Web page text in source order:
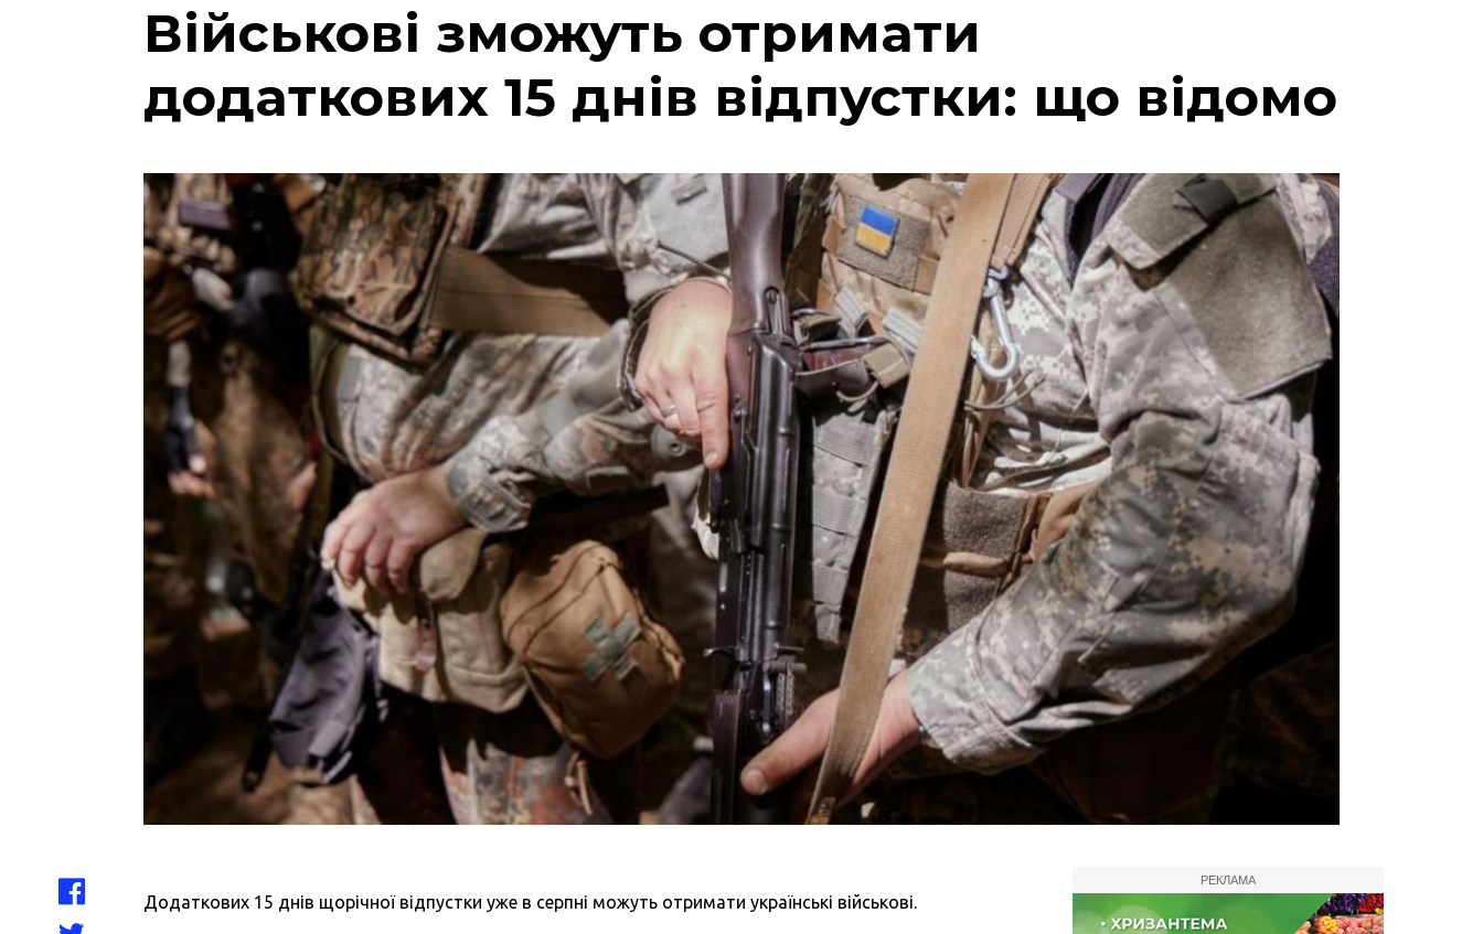
Військові зможуть отримати
додаткових 15 днів відпустки: що відомо
Додаткових 15 днів щорічної відпустки уже в серпні можуть отримати українські військові.
РЕКЛАМА